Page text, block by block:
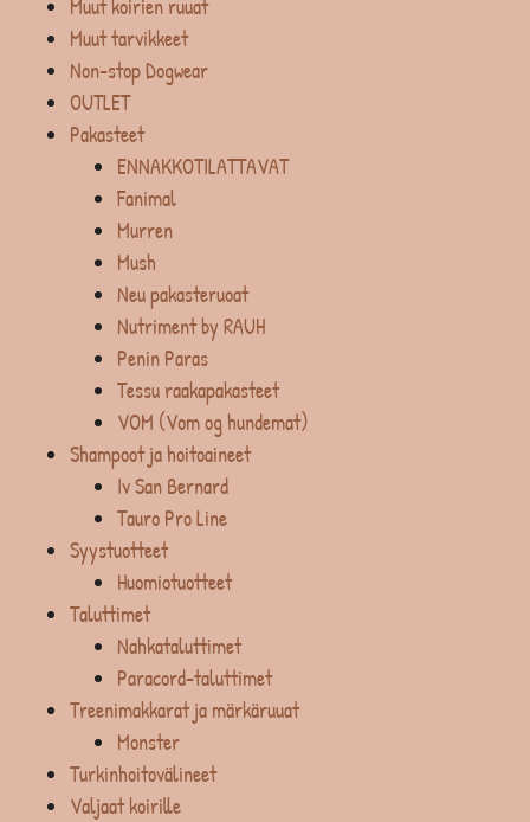
Muut koirien ruuat
Muut tarvikkeet
Non-stop Dogwear
OUTLET
Pakasteet
ENNAKKOTILATTAVAT
Fanimal
Murren
Mush
Neu pakasteruoat
Nutriment by RAUH
Penin Paras
Tessu raakapakasteet
VOM (Vom og hundemat)
Shampoot ja hoitoaineet
Iv San Bernard
Tauro Pro Line
Syystuotteet
Huomiotuotteet
Taluttimet
Nahkataluttimet
Paracord-taluttimet
Treenimakkarat ja märkäruuat
Monster
Turkinhoitovälineet
Valjaat koirille